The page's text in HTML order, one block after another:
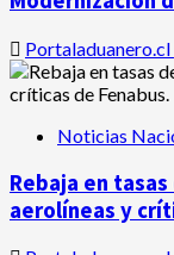
Portaladuanero.cl
Noticias
Rebaja en
aerolíneas y